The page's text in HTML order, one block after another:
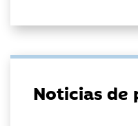
Noticias de